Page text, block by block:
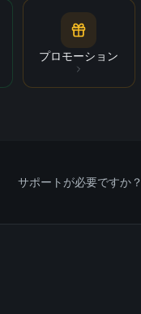
プロモーション
サポートが必要ですか？